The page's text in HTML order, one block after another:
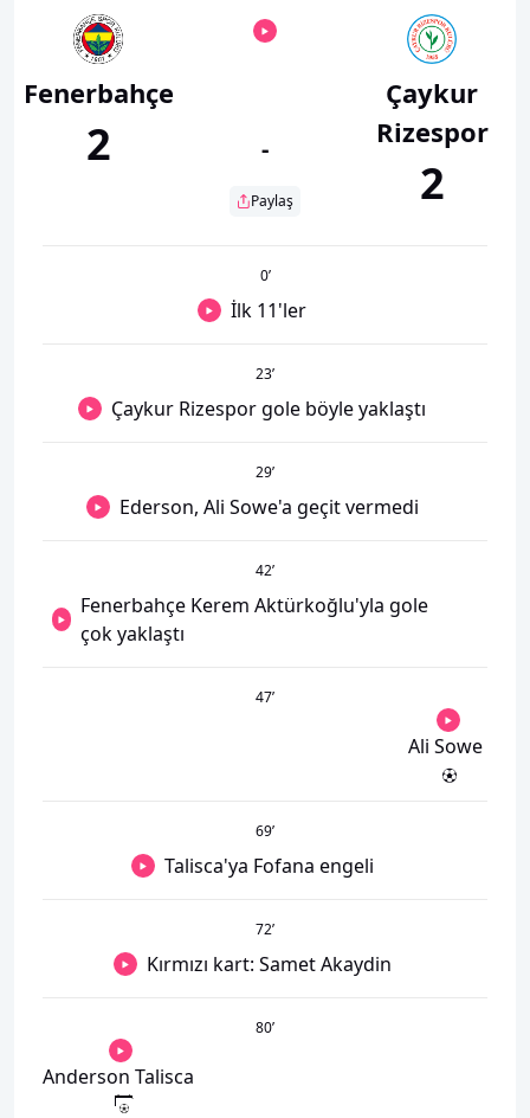
Fenerbahçe
2 -
Paylaş
Çaykur
Rizespor
2
0’
İlk 11'ler
23’
Çaykur Rizespor gole böyle yaklaştı
29’
Ederson, Ali Sowe'a geçit vermedi
42’
Fenerbahçe Kerem Aktürkoğlu'yla gole
çok yaklaştı
47’
Ali Sowe
69’
Talisca'ya Fofana engeli
72’
Kırmızı kart: Samet Akaydin
80’
Anderson Talisca